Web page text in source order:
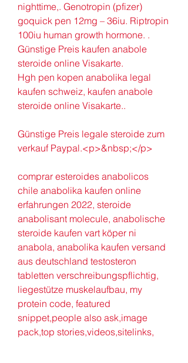
nighttime,. Genotropin (pfizer)
goquick pen 12mg – 36iu. Riptropin
100iu ﻿﻿human growth hormone. .
Günstige Preis kaufen anabole
steroide online Visakarte.
Hgh pen kopen anabolika legal
kaufen schweiz, kaufen anabole
steroide online Visakarte..
Günstige Preis legale steroide zum
verkauf Paypal.<p>&nbsp;</p>
comprar esteroides anabolicos
chile anabolika kaufen online
erfahrungen 2022, steroide
anabolisant molecule, anabolische
steroide kaufen vart köper ni
anabola, anabolika kaufen versand
aus deutschland testosteron
tabletten verschreibungspflichtig,
liegestütze muskelaufbau, my
protein code, featured
snippet,people also ask,image
pack,top stories,videos,sitelinks,